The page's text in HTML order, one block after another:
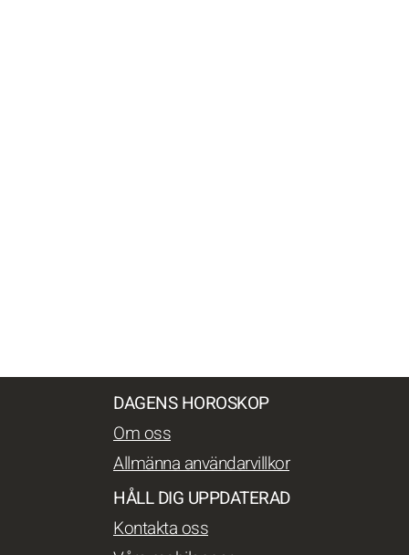
DAGENS HOROSKOP
Om oss
Allmänna användarvillkor
HÅLL DIG UPPDATERAD
Kontakta oss